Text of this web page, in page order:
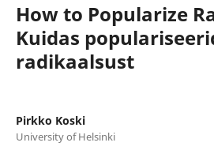
How to Popularize
Kuidas
radikaalsust
Pirkko Koski
University of Helsinki